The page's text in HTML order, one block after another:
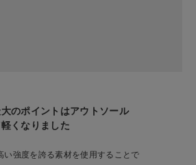
のポイントはアウトソール
くなりました
い強度を誇る素材を使用することで